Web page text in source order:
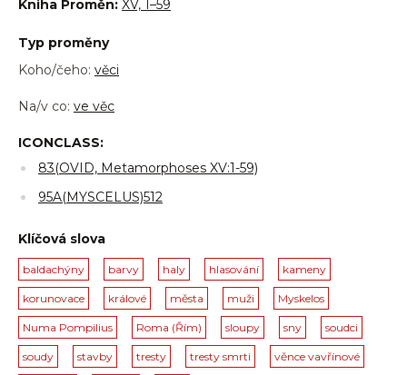
Kniha Proměn: XV, 1–59
Typ proměny
Koho/čeho: věci
Na/v co: ve věc
ICONCLASS:
83(OVID, Metamorphoses XV:1-59)
95A(MYSCELUS)512
Klíčová slova
baldachýny barvy haly hlasování kameny
korunovace králové města muži Myskelos
Numa Pompilius Roma (Řím) sloupy sny soudci
soudy stavby tresty tresty smrti věnce vavřínové